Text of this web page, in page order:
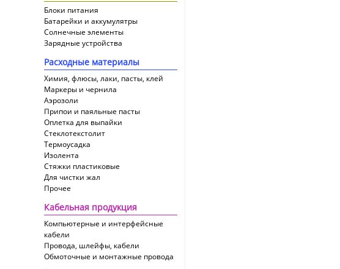
Блоки питания
Батарейки и аккумулятры
Солнечные элементы
Зарядные устройства
Расходные материалы
Химия, флюсы, лаки, пасты, клей
Маркеры и чернила
Аэрозоли
Припои и паяльные пасты
Оплетка для выпайки
Cтеклотекстолит
Термоусадка
Изолента
Стяжки пластиковые
Для чистки жал
Прочее
Кабельная продукция
Компьютерные и интерфейсные
кабели
Провода, шлейфы, кабели
Обмоточные и монтажные провода